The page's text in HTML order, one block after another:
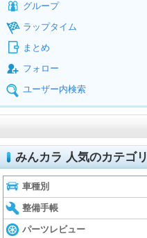
グループ
ラップタイム
まとめ
フォロー
ユーザー内検索
みんカラ 人気のカテゴリ
車種別
整備手帳
パーツレビュー